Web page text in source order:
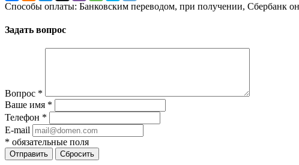
Способы оплаты: Банковским переводом, при получении, Сбербанк
Задать вопрос
Вопрос *
Ваше имя *
Телефон *
E-mail
* обязательные поля
Отправить Сбросить